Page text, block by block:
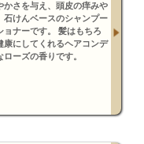
かさを与え、頭皮の痒みや
石けんベースのシャンプー
ョナーです。 髪はもちろ
康にしてくれるヘアコンデ
ーズの香りです。